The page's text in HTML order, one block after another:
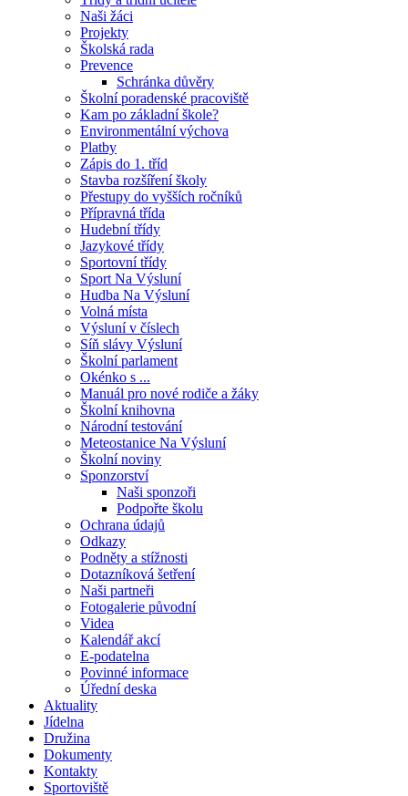
Naši žáci
Projekty
Školská rada
Prevence
Schránka důvěry
Školní poradenské pracoviště
Kam po základní škole?
Environmentální výchova
Platby
Zápis do 1. tříd
Stavba rozšíření školy
Přestupy do vyšších ročníků
Přípravná třída
Hudební třídy
Jazykové třídy
Sportovní třídy
Sport Na Výsluní
Hudba Na Výsluní
Volná místa
Výsluní v číslech
Síň slávy Výsluní
Školní parlament
Okénko s ...
Manuál pro nové rodiče a žáky
Školní knihovna
Národní testování
Meteostanice Na Výsluní
Školní noviny
Sponzorství
Naši sponzoři
Podpořte školu
Ochrana údajů
Odkazy
Podněty a stížnosti
Dotazníková šetření
Naši partneři
Fotogalerie původní
Videa
Kalendář akcí
E-podatelna
Povinné informace
Úřední deska
Aktuality
Jídelna
Družina
Dokumenty
Kontakty
Sportoviště